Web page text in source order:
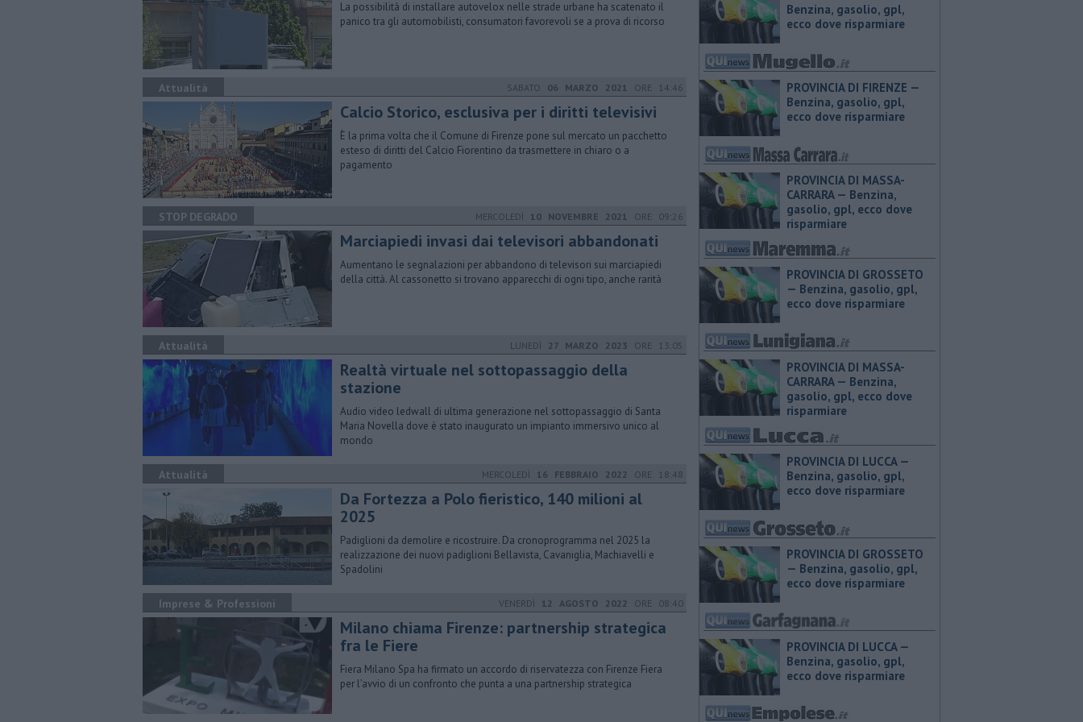
La possibilità di installare autovelox nelle strade urbane ha scatenato il
panico tra gli automobilisti, consumatori favorevoli se a prova di ricorso
Attualità SABATO 06 MARZO 2021 ORE 14:46
Calcio Storico, esclusiva per i diritti televisivi
È la prima volta che il Comune di Firenze pone sul mercato un pacchetto
esteso di diritti del Calcio Fiorentino da trasmettere in chiaro o a
pagamento
STOP DEGRADO MERCOLEDÌ 10 NOVEMBRE 2021 ORE 09:26
Marciapiedi invasi dai televisori abbandonati
Aumentano le segnalazioni per abbandono di televisori sui marciapiedi
della città. Al cassonetto si trovano apparecchi di ogni tipo, anche rarità
Attualità LUNEDÌ 27 MARZO 2023 ORE 13:05
Realtà virtuale nel sottopassaggio della
stazione
Audio video ledwall di ultima generazione nel sottopassaggio di Santa
Maria Novella dove è stato inaugurato un impianto immersivo unico al
mondo
Attualità MERCOLEDÌ 16 FEBBRAIO 2022 ORE 18:48
Da Fortezza a Polo fieristico, 140 milioni al
2025
Padiglioni da demolire e ricostruire. Da cronoprogramma nel 2025 la
realizzazione dei nuovi padiglioni Bellavista, Cavaniglia, Machiavelli e
Spadolini
Imprese & Professioni VENERDÌ 12 AGOSTO 2022 ORE 08:40
Milano chiama Firenze: partnership strategica
fra le Fiere
Fiera Milano Spa ha firmato un accordo di riservatezza con Firenze Fiera
per l’avvio di un confronto che punta a una partnership strategica
Benzina, gasolio, gpl,
ecco dove risparmiare
PROVINCIA DI FIRENZE — ​
Benzina, gasolio, gpl,
ecco dove risparmiare
PROVINCIA DI MASSA-
CARRARA — ​Benzina,
gasolio, gpl, ecco dove
risparmiare
PROVINCIA DI GROSSETO
— ​Benzina, gasolio, gpl,
ecco dove risparmiare
PROVINCIA DI MASSA-
CARRARA — ​Benzina,
gasolio, gpl, ecco dove
risparmiare
PROVINCIA DI LUCCA — ​
Benzina, gasolio, gpl,
ecco dove risparmiare
PROVINCIA DI GROSSETO
— ​Benzina, gasolio, gpl,
ecco dove risparmiare
PROVINCIA DI LUCCA — ​
Benzina, gasolio, gpl,
ecco dove risparmiare